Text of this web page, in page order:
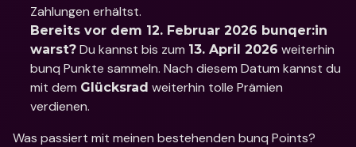
Zahlungen erhältst.
Bereits vor dem 12. Februar 2026 bunqer:in
warst? Du kannst bis zum 13. April 2026 weiterhin
bunq Punkte sammeln. Nach diesem Datum kannst du
mit dem Glücksrad weiterhin tolle Prämien
verdienen.
Was passiert mit meinen bestehenden bunq Points?